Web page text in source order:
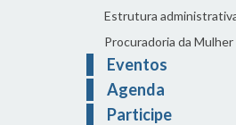
Estrutura
Procuradoria da Mulher
Eventos
Agenda
Participe